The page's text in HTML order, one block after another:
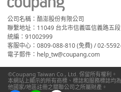
公司名稱：酷澎股份有限公司
聯繫地址：11049 台北市信義區信義路五
統編：91002999
客服中心：0809-088-810 (免費) / 02-
電子郵件：help_tw@coupang.com
©Coupang Taiwan Co., Ltd. 保留所有權利。
本網站上顯示的所有商標、標誌和服務標誌均
他國家/地區註冊之關聯公司之所屬財產。